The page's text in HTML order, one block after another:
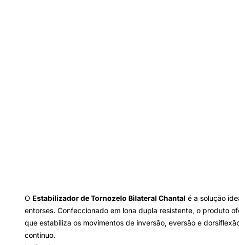
O Estabilizador de Tornozelo Bilateral Chantal é a solução
entorses. Confeccionado em lona dupla resistente, o produto
que estabiliza os movimentos de inversão, eversão e
contínuo.